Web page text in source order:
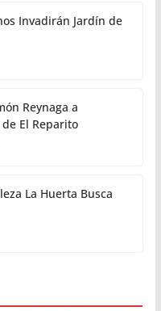
Invadirán Jardín de
Reynaga a
El Reparito
La Huerta Busca